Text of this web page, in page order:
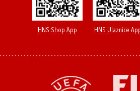
HNS Shop App HNS Ulaznice